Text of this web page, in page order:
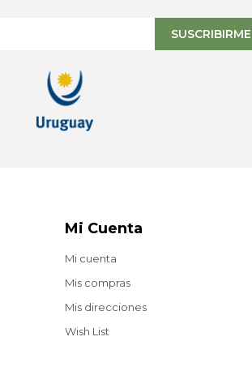
Mi Cuenta
Mi cuenta
Mis compras
Mis direcciones
Wish List
SUSCRIBIRME